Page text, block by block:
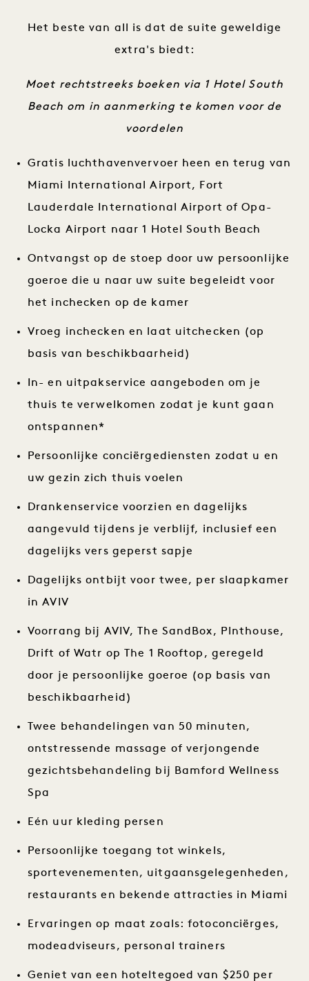
Het beste van all is dat de suite geweldige
extra's biedt:
Moet rechtstreeks boeken via 1 Hotel South
Beach om in aanmerking te komen voor de
voordelen
Gratis luchthavenvervoer heen en terug van
Miami International Airport, Fort
Lauderdale International Airport of Opa-
Locka Airport naar 1 Hotel South Beach
Ontvangst op de stoep door uw persoonlijke
goeroe die u naar uw suite begeleidt voor
het inchecken op de kamer
Vroeg inchecken en laat uitchecken (op
basis van beschikbaarheid)
In- en uitpakservice aangeboden om je
thuis te verwelkomen zodat je kunt gaan
ontspannen*
Persoonlijke conciërgediensten zodat u en
uw gezin zich thuis voelen
Drankenservice voorzien en dagelijks
aangevuld tijdens je verblijf, inclusief een
dagelijks vers geperst sapje
Dagelijks ontbijt voor twee, per slaapkamer
in AVIV
Voorrang bij AVIV, The SandBox, Plnthouse,
Drift of Watr op The 1 Rooftop, geregeld
door je persoonlijke goeroe (op basis van
beschikbaarheid)
Twee behandelingen van 50 minuten,
ontstressende massage of verjongende
gezichtsbehandeling bij Bamford Wellness
Spa
Eén uur kleding persen
Persoonlijke toegang tot winkels,
sportevenementen, uitgaansgelegenheden,
restaurants en bekende attracties in Miami
Ervaringen op maat zoals: fotoconciërges,
modeadviseurs, personal trainers
Geniet van een hoteltegoed van $250 per